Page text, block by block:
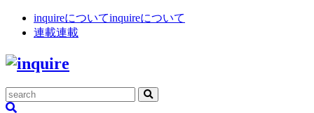
inquireについてinquireについて
連載連載